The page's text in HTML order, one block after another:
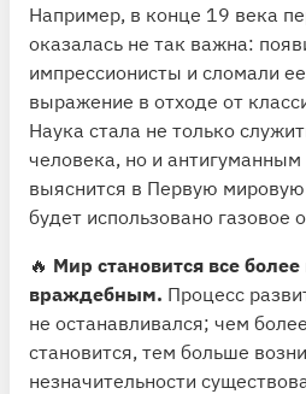
Например, в конце 19 века
оказалась не так важна:
импрессионисты и сломали
выражение в отходе от
Наука стала не только
человека, но и
выяснится в Первую
будет использовано газовое
🔥 Мир становится все более
враждебным. Процесс
не останавливался; чем
становится, тем больше
незначительности